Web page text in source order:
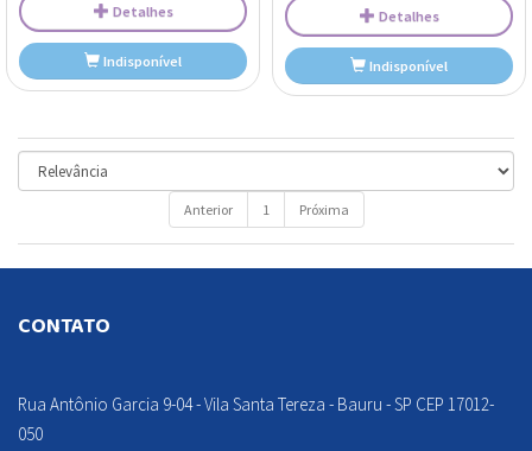
Indisponível Indisponível
Anterior 1 Próxima
CONTATO
Rua Antônio Garcia 9-04 - Vila Santa Tereza - Bauru - SP CEP 17012-
050